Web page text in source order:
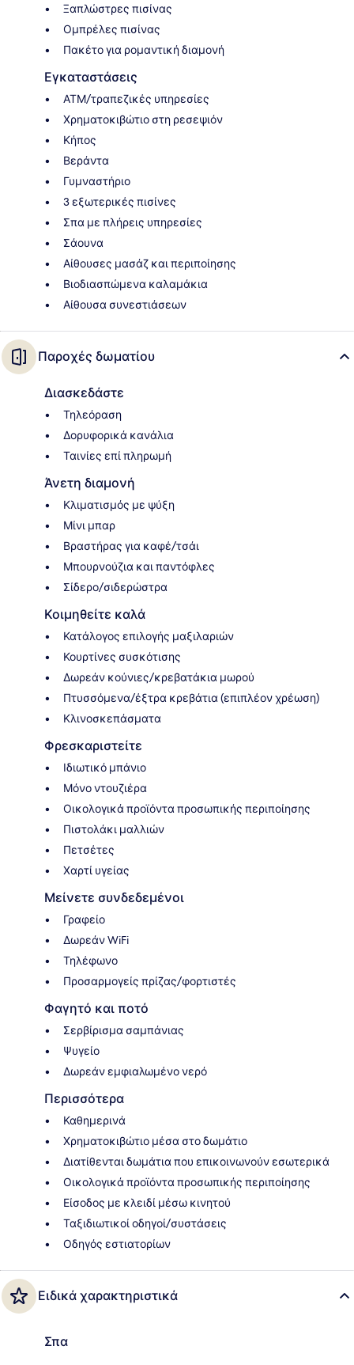
Ξαπλώστρες πισίνας
Ομπρέλες πισίνας
Πακέτο για ρομαντική διαμονή
Εγκαταστάσεις
ΑΤΜ/τραπεζικές υπηρεσίες
Χρηματοκιβώτιο στη ρεσεψιόν
Κήπος
Βεράντα
Γυμναστήριο
3 εξωτερικές πισίνες
Σπα με πλήρεις υπηρεσίες
Σάουνα
Αίθουσες μασάζ και περιποίησης
Βιοδιασπώμενα καλαμάκια
Αίθουσα συνεστιάσεων
Παροχές δωματίου
Διασκεδάστε
Τηλεόραση
Δορυφορικά κανάλια
Ταινίες επί πληρωμή
Άνετη διαμονή
Κλιματισμός με ψύξη
Μίνι μπαρ
Βραστήρας για καφέ/τσάι
Μπουρνούζια και παντόφλες
Σίδερο/σιδερώστρα
Κοιμηθείτε καλά
Κατάλογος επιλογής μαξιλαριών
Κουρτίνες συσκότισης
Δωρεάν κούνιες/κρεβατάκια μωρού
Πτυσσόμενα/έξτρα κρεβάτια (επιπλέον χρέωση)
Κλινοσκεπάσματα
Φρεσκαριστείτε
Ιδιωτικό μπάνιο
Μόνο ντουζιέρα
Οικολογικά προϊόντα προσωπικής περιποίησης
Πιστολάκι μαλλιών
Πετσέτες
Χαρτί υγείας
Μείνετε συνδεδεμένοι
Γραφείο
Δωρεάν WiFi
Τηλέφωνο
Προσαρμογείς πρίζας/φορτιστές
Φαγητό και ποτό
Σερβίρισμα σαμπάνιας
Ψυγείο
Δωρεάν εμφιαλωμένο νερό
Περισσότερα
Καθημερινά
Χρηματοκιβώτιο μέσα στο δωμάτιο
Διατίθενται δωμάτια που επικοινωνούν εσωτερικά
Οικολογικά προϊόντα προσωπικής περιποίησης
Είσοδος με κλειδί μέσω κινητού
Ταξιδιωτικοί οδηγοί/συστάσεις
Οδηγός εστιατορίων
Ειδικά χαρακτηριστικά
Σπα